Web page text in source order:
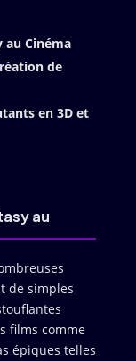
au Cinéma
de
en 3D et
au
de simples
films comme
épiques telles